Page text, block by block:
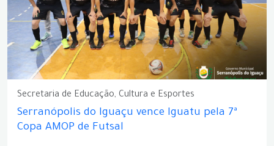
Secretaria de Educação, Cultura e Esportes
Serranópolis do Iguaçu vence Iguatu pela 7ª
Copa AMOP de Futsal